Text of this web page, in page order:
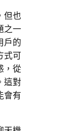
但也
之一
戶的
式可
，從
這對
會有